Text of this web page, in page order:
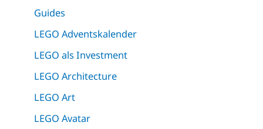
Guides
LEGO Adventskalender
LEGO als Investment
LEGO Architecture
LEGO Art
LEGO Avatar